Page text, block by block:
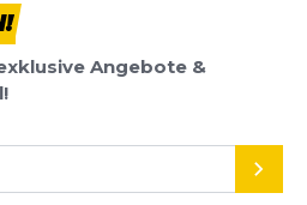
geschützt – es gelten die
und
Angebote &